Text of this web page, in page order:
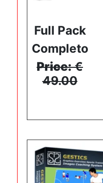
Full Pack
Completo
Price:€
49.00